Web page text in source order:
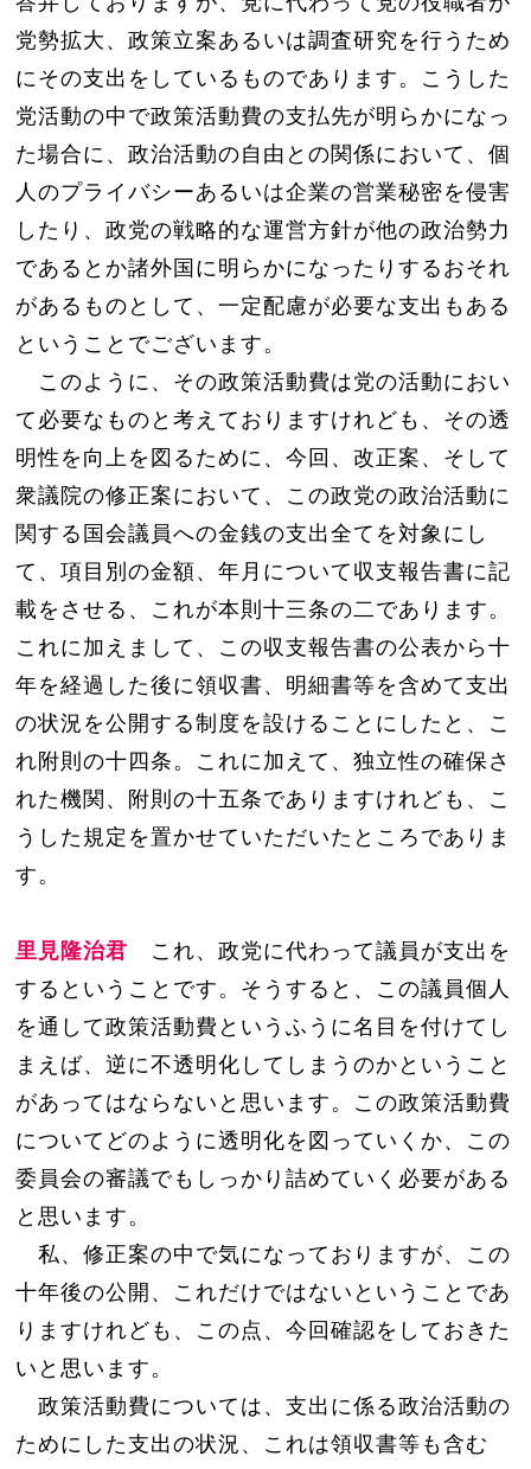
党勢拡大、政策立案あるいは調査研究を行うため
にその支出をしているものであります。こうした
党活動の中で政策活動費の支払先が明らかになっ
た場合に、政治活動の自由との関係において、個
人のプライバシーあるいは企業の営業秘密を侵害
したり、政党の戦略的な運営方針が他の政治勢力
であるとか諸外国に明らかになったりするおそれ
があるものとして、一定配慮が必要な支出もある
ということでございます。
このように、その政策活動費は党の活動におい
て必要なものと考えておりますけれども、その透
明性を向上を図るために、今回、改正案、そして
衆議院の修正案において、この政党の政治活動に
関する国会議員への金銭の支出全てを対象にし
て、項目別の金額、年月について収支報告書に記
載をさせる、これが本則十三条の二であります。
これに加えまして、この収支報告書の公表から十
年を経過した後に領収書、明細書等を含めて支出
の状況を公開する制度を設けることにしたと、こ
れ附則の十四条。これに加えて、独立性の確保さ
れた機関、附則の十五条でありますけれども、こ
うした規定を置かせていただいたところでありま
す。
里見隆治君 これ、政党に代わって議員が支出を
するということです。そうすると、この議員個人
を通して政策活動費というふうに名目を付けてし
まえば、逆に不透明化してしまうのかということ
があってはならないと思います。この政策活動費
についてどのように透明化を図っていくか、この
委員会の審議でもしっかり詰めていく必要がある
と思います。
私、修正案の中で気になっておりますが、この
十年後の公開、これだけではないということであ
りますけれども、この点、今回確認をしておきた
いと思います。
政策活動費については、支出に係る政治活動の
ためにした支出の状況、これは領収書等も含む